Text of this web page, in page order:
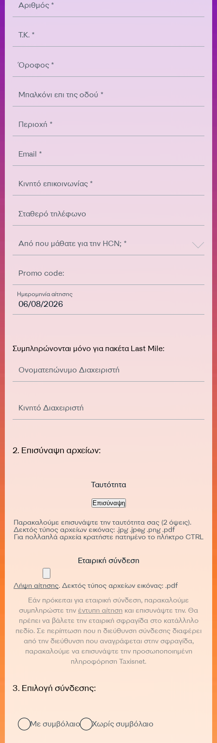
Αριθμός *
Τ.Κ. *
Όροφος *
Μπαλκόνι επι της οδού *
Περιοχή *
Email *
Κινητό επικοινωνίας *
Σταθερό τηλέφωνο
Από που μάθατε για την HCN; *
Promo code:
Ημερομηνία αίτησης
Συμπληρώνονται μόνο για πακέτα Last Mile:
Ονοματεπώνυμο Διαχειριστή
Κινητό Διαχειριστή
2. Επισύναψη αρχείων:
Ταυτότητα
Παρακαλούμε επισυνάψτε την ταυτότητα σας (2 όψεις).
Δεκτός τύπος αρχείων εικόνας: .jpg .jpeg .png .pdf
Για πολλαπλά αρχεία κρατήστε πατημένο το πλήκτρο CTRL
Eταιρική σύνδεση
Λήψη αίτησης. Δεκτός τύπος αρχείων εικόνας: .pdf
Εάν πρόκειται για εταιρική σύνδεση, παρακαλούμε
συμπληρώστε την έντυπη αίτηση και επισυνάψτε την. Θα
πρέπει να βάλετε την εταιρική σφραγίδα στο κατάλληλο
πεδίο. Σε περίπτωση που η διεύθυνση σύνδεσης διαφέρει
από την διεύθυνση που αναγράφεται στην σφραγίδα,
παρακαλούμε να επισυνάψτε την προσωποποιημένη
πληροφόρηση Taxisnet.
3. Επιλογή σύνδεσης:
Με συμβόλαιο Χωρίς συμβόλαιο